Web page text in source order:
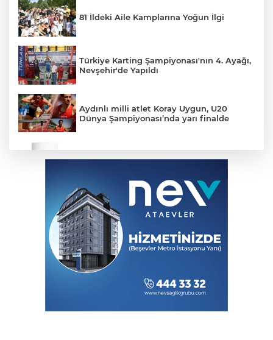
81 İldeki Aile Kamplarına Yoğun İlgi
Türkiye Karting Şampiyonası'nın 4. Ayağı,
Nevşehir'de Yapıldı
Aydınlı milli atlet Koray Uygun, U20
Dünya Şampiyonası’nda yarı finalde
DOF Robotik Türkiye’nin Teknoloji
Liderleri Sıralamasında İlk 10 Arasında
Türk Kızılay Gazze’de Artan Salgın
Hastalıklara Karşı Hijyen Kiti ve Temiz
İçme Suyu Dağıtıyor
Havacılıkta Türkiye farkı...
yolcu